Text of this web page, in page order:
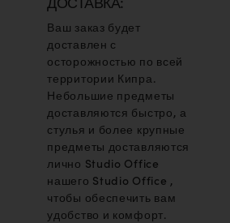
Ваш заказ будет
доставлен с
осторожностью по всей
территории Кипра.
Небольшие предметы
доставляются быстро, а
стулья и более крупные
предметы доставляются
лично Studio Office
нашего Studio Office ,
чтобы обеспечить вам
удобство и комфорт.